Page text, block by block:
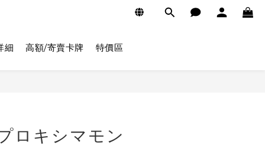
細 高額/寄賣卡牌 特價區
ロキシマモン